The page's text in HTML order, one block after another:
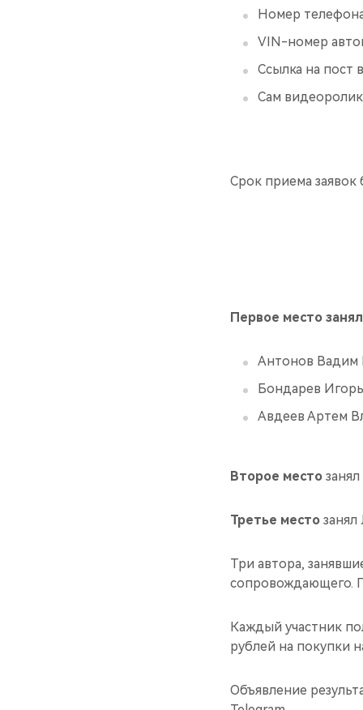
Номер
VIN-номер
Ссылка на пост
Сам
Срок приема заявок
Первое место
Антонов Вадим
Бондарев Игорь
Авдеев Артем
Второе место
Третье место занял
Три автора,
сопровождающего.
Каждый участник
рублей на покупки
Объявление